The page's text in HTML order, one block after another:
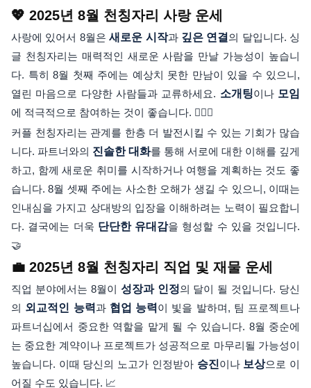
💖 2025년 8월 천칭자리 사랑 운세
사랑에 있어서 8월은새로운 시작과 깊은 연결 의 달입니다. 싱
글 천칭자리는 매력적인 새로운 사람을 만날 가능성이 높습니
다. 특히 8월 첫째 주에는 예상치 못한 만남이 있을 수 있으니,
열린 마음으로 다양한 사람들과 교류하세요. 소개팅이나 모임
에 적극적으로 참여하는 것이 좋습니다. 👩‍❤️‍👨
커플 천칭자리는 관계를 한층 더 발전시킬 수 있는 기회가 많습
니다. 파트너와의 진솔한 대화를 통해 서로에 대한 이해를 깊게
하고, 함께 새로운 취미를 시작하거나 여행을 계획하는 것도 좋
습니다. 8월 셋째 주에는 사소한 오해가 생길 수 있으니, 이때는
인내심을 가지고 상대방의 입장을 이해하려는 노력이 필요합니
다. 결국에는 더욱 단단한 유대감을 형성할 수 있을 것입니다.
🤝
💼 2025년 8월 천칭자리 직업 및 재물 운세
직업 분야에서는 8월이 성장과 인정의 달이 될 것입니다. 당신
의 외교적인 능력과 협업 능력이 빛을 발하며, 팀 프로젝트나
파트너십에서 중요한 역할을 맡게 될 수 있습니다. 8월 중순에
는 중요한 계약이나 프로젝트가 성공적으로 마무리될 가능성이
높습니다. 이때 당신의 노고가 인정받아 승진이나 보상으로 이
어질 수도 있습니다. 📈